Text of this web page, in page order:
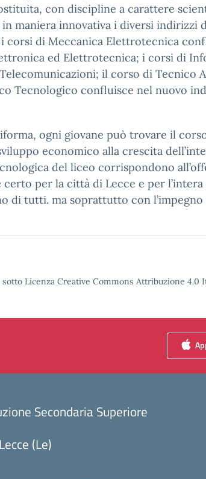
con discipline a carattere
maniera innovativa i diversi indirizzi
di Meccanica Elettrotecnica
ed Elettrotecnica; i corsi di
il corso di Tecnico
Tecnologico confluisce nel nuovo
ogni giovane può trovare il
economico alla crescita
del liceo corrispondono
per la città di Lecce e per
di tutti. ma soprattutto con
Licenza Creative Commons Attribuzione 4.0
Secondaria Superiore
(Le)